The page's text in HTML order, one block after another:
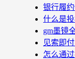
银行履
什么是
gm墨镜
见索即
怎么通